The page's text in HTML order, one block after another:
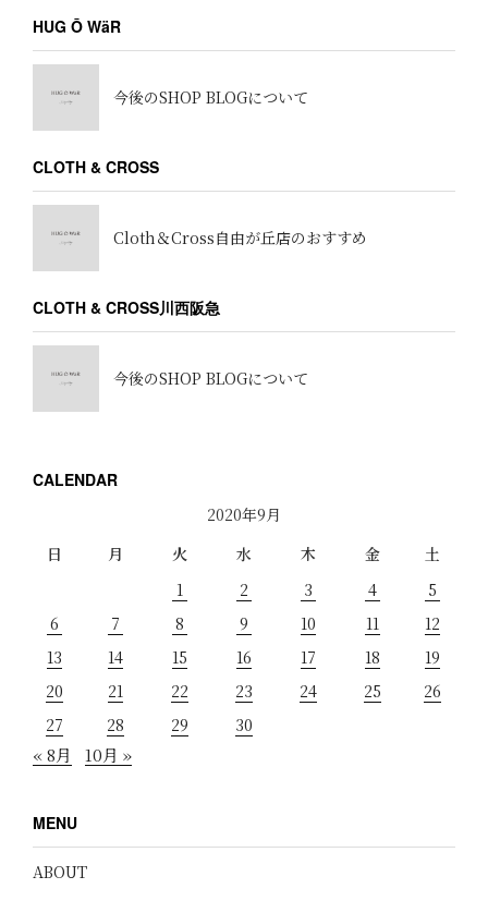
HUG Ō WäR
今後のSHOP BLOGについて
CLOTH & CROSS
Cloth＆Cross自由が丘店のおすすめ
CLOTH & CROSS川西阪急
今後のSHOP BLOGについて
CALENDAR
2020年9月
日
月 火 水 木 金
土
1
2 3 4
5
6
7 8 9 10 11
12
13
14 15 16 17 18
19
20
21 22 23 24 25
26
27
28 29 30
« 8月 10月 »
MENU
ABOUT